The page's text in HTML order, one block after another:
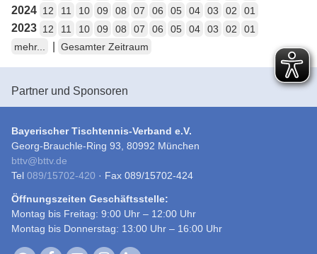
2024 12 11 10 09 08 07 06 05 04 03 02 01
2023 12 11 10 09 08 07 06 05 04 03 02
01
mehr...
Gesamter Zeitraum
Partner und Sponsoren
Bayerischer Tischtennis-Verband e.V.
Georg-Brauchle-Ring 93, 80992 München
bttv@bttv.de
Tel 089/15702-420 · Fax 089/15702-424
Öffnungszeiten Geschäftsstelle:
Montag bis Freitag: 9:00 Uhr – 12:00 Uhr
Montag bis Donnerstag: 13:00 Uhr – 16:00 Uhr